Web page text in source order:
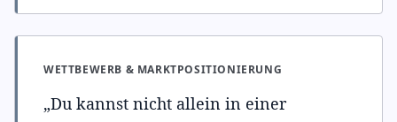
WETTBEWERB & MARKTPOSITIONIERUNG
„Du kannst nicht allein in einer